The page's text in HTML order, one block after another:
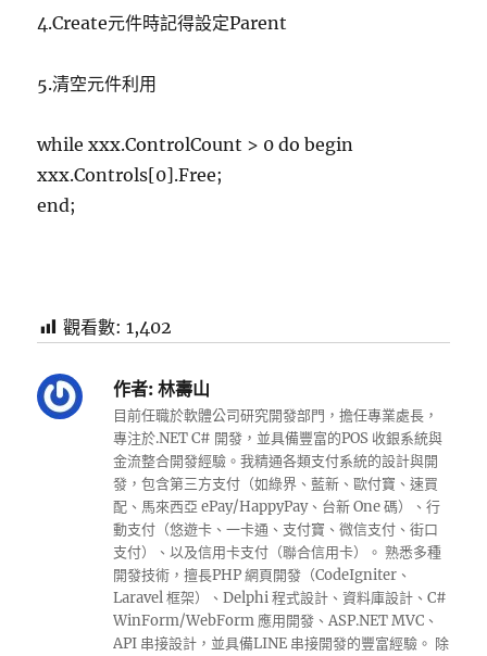
4.Create元件時記得設定Parent
5.清空元件利用
while xxx.ControlCount > 0 do begin
xxx.Controls[0].Free;
end;
觀看數: 1,402
作者: 林壽山
目前任職於軟體公司研究開發部門，擔任專業處長，
專注於.NET C# 開發，並具備豐富的POS 收銀系統與
金流整合開發經驗。我精通各類支付系統的設計與開
發，包含第三方支付（如綠界、藍新、歐付寶、速買
配、馬來西亞 ePay/HappyPay、台新 One 碼）、行
動支付（悠遊卡、一卡通、支付寶、微信支付、街口
支付）、以及信用卡支付（聯合信用卡）。 熟悉多種
開發技術，擅長PHP 網頁開發（CodeIgniter、
Laravel 框架）、Delphi 程式設計、資料庫設計、C#
WinForm/WebForm 應用開發、ASP.NET MVC、
API 串接設計，並具備LINE 串接開發的豐富經驗。 除